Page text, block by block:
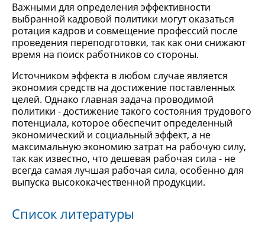
Важными для определения эффективности
выбранной кадровой политики могут оказаться
ротация кадров и совмещение профессий после
проведения переподготовки, так как они снижают
время на поиск работников со стороны.
Источником эффекта в любом случае является
экономия средств на достижение поставленных
целей. Однако главная задача проводимой
политики - достижение такого состояния трудового
потенциала, которое обеспечит определенный
экономический и социальный эффект, а не
максимальную экономию затрат на рабочую силу,
так как известно, что дешевая рабочая сила - не
всегда самая лучшая рабочая сила, особенно для
выпуска высококачественной продукции.
Список литературы